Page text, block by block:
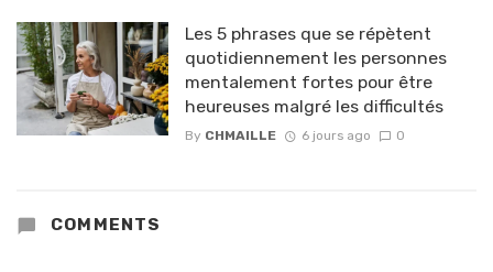
Les 5 phrases que se répètent
quotidiennement les personnes
mentalement fortes pour être
heureuses malgré les difficultés
By CHMAILLE 6 jours ago 0
COMMENTS